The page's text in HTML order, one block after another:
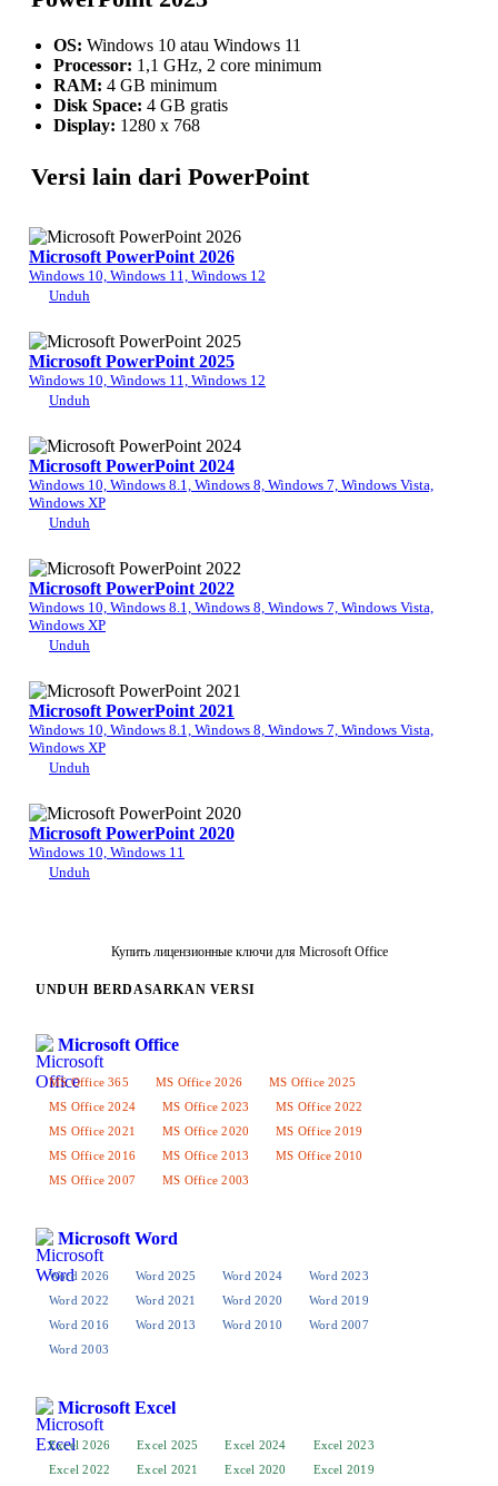
OS: Windows 10 atau Windows 11
Processor: 1,1 GHz, 2 core minimum
RAM: 4 GB minimum
Disk Space: 4 GB gratis
Display: 1280 x 768
Versi lain dari PowerPoint
Microsoft PowerPoint 2026
Windows 10, Windows 11, Windows 12
Unduh
Microsoft PowerPoint 2025
Windows 10, Windows 11, Windows 12
Unduh
Microsoft PowerPoint 2024
Windows 10, Windows 8.1, Windows 8, Windows 7, Windows Vista,
Windows XP
Unduh
Microsoft PowerPoint 2022
Windows 10, Windows 8.1, Windows 8, Windows 7, Windows Vista,
Windows XP
Unduh
Microsoft PowerPoint 2021
Windows 10, Windows 8.1, Windows 8, Windows 7, Windows Vista,
Windows XP
Unduh
Microsoft PowerPoint 2020
Windows 10, Windows 11
Unduh
Купить лицензионные ключи для Microsoft Office
UNDUH BERDASARKAN VERSI
Microsoft Office
MS Office 365 MS Office 2026
MS Office 2025
MS Office 2024
MS Office 2023
MS Office 2022
MS Office 2021
MS Office 2020
MS Office 2019
MS Office 2016
MS Office 2013
MS Office 2010
MS Office 2007
MS Office 2003
Microsoft Word
Word 2026 Word 2025 Word 2024
Word 2023
Word 2022
Word 2021 Word 2020
Word 2019
Word 2016
Word 2013 Word 2010
Word 2007
Word 2003
Microsoft Excel
Excel 2026 Excel 2025 Excel 2024
Excel 2023
Excel 2022
Excel 2021 Excel 2020
Excel 2019